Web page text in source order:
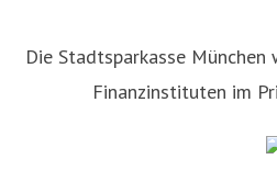
Die Stadtsparkasse
Finanzinstituten im